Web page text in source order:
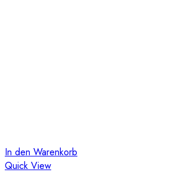
In den Warenkorb
Quick View